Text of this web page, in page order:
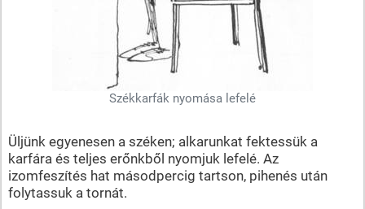
Székkarfák nyomása lefelé
Üljünk egyenesen a széken; alkarunkat fektessük a
karfára és teljes erőnkből nyomjuk lefelé. Az
izomfeszítés hat másodpercig tartson, pihenés után
folytassuk a tornát.